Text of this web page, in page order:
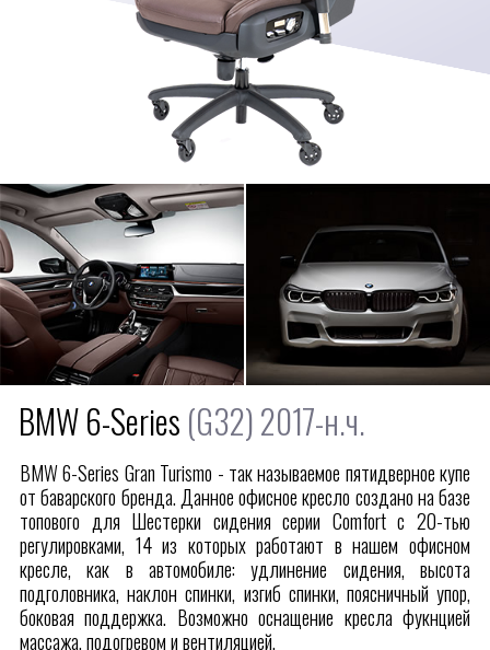
BMW 6-Series (G32) 2017-н.ч.
BMW 6-Series Gran Turismo - так называемое пятидверное купе
от баварского бренда. Данное офисное кресло создано на базе
топового для Шестерки сидения серии Comfort с 20-тью
регулировками, 14 из которых работают в нашем офисном
кресле, как в автомобиле: удлинение сидения, высота
подголовника, наклон спинки, изгиб спинки, поясничный упор,
боковая поддержка. Возможно оснащение кресла фукнцией
массажа, подогревом и вентиляцией.